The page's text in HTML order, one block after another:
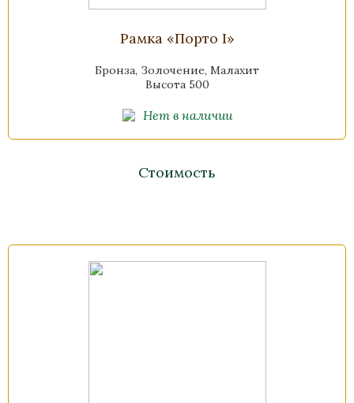
Рамка «Порто I»
Бронза, Золочение, Малахит
Высота 500
Нет в наличии
Стоимость